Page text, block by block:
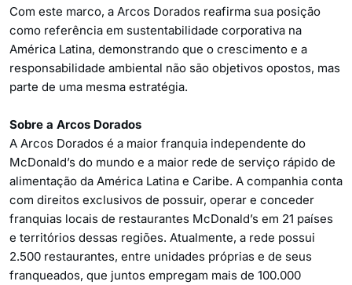
Com este marco, a Arcos Dorados reafirma sua posição
como referência em sustentabilidade corporativa na
América Latina, demonstrando que o crescimento e a
responsabilidade ambiental não são objetivos opostos, mas
parte de uma mesma estratégia.
Sobre a Arcos Dorados
A Arcos Dorados é a maior franquia independente do
McDonald’s do mundo e a maior rede de serviço rápido de
alimentação da América Latina e Caribe. A companhia conta
com direitos exclusivos de possuir, operar e conceder
franquias locais de restaurantes McDonald’s em 21 países
e territórios dessas regiões. Atualmente, a rede possui
2.500 restaurantes, entre unidades próprias e de seus
franqueados, que juntos empregam mais de 100.000